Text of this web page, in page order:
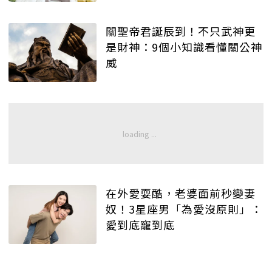
關聖帝君誕辰到！不只武神更
是財神：9個小知識看懂關公神
威
在外愛耍酷，老婆面前秒變妻
奴！3星座男「為愛沒原則」：
愛到底寵到底